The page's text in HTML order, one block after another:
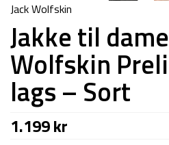
Jack Wolfskin
Jakke til
Wolfskin
lags – Sort
1.199kr